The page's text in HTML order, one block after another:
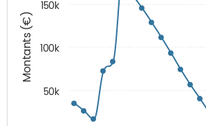
Montants (€)
50k
100k
150k